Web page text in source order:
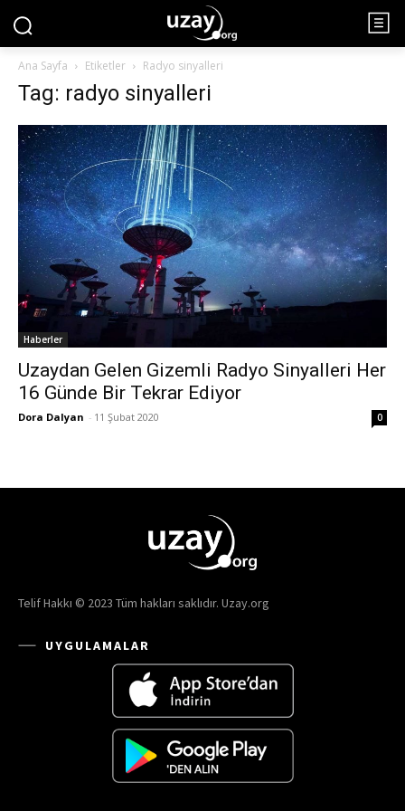
Ana Sayfa Etiketler Radyo sinyalleri
Tag: radyo sinyalleri
Haberler
Uzaydan Gelen Gizemli Radyo Sinyalleri Her
16 Günde Bir Tekrar Ediyor
Dora Dalyan - 11 Şubat 2020 0
Telif Hakkı © 2023 Tüm hakları saklıdır. Uzay.org
UYGULAMALAR